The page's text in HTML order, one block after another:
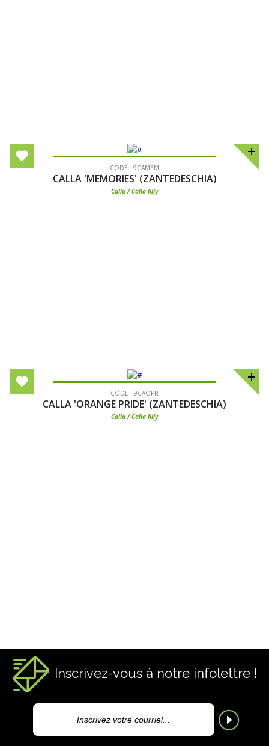
CODE : 9CAMEM
CALLA 'MEMORIES' (ZANTEDESCHIA)
Calla / Calla lilly
CODE : 9CAOPR
CALLA 'ORANGE PRIDE' (ZANTEDESCHIA)
Calla / Calla lilly
Inscrivez-vous à notre infolettre !